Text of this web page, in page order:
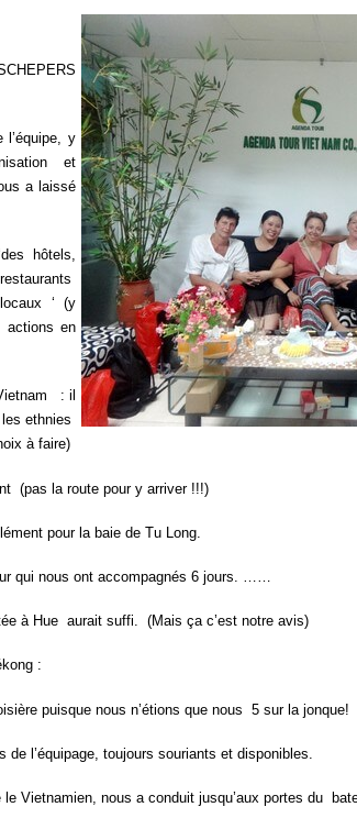
l’équipe, y
et
a laissé
hôtels,
‘ (y
en
: il
ethnies
à faire)
(pas la route pour y arriver !!!)
pour la baie de Tu Long.
qui nous ont accompagnés 6 jours. ……
à Hue aurait suffi. (Mais ça c’est notre avis)
:
puisque nous n’étions que nous 5 sur la jonque!
l’équipage, toujours souriants et disponibles.
Vietnamien, nous a conduit jusqu’aux portes du